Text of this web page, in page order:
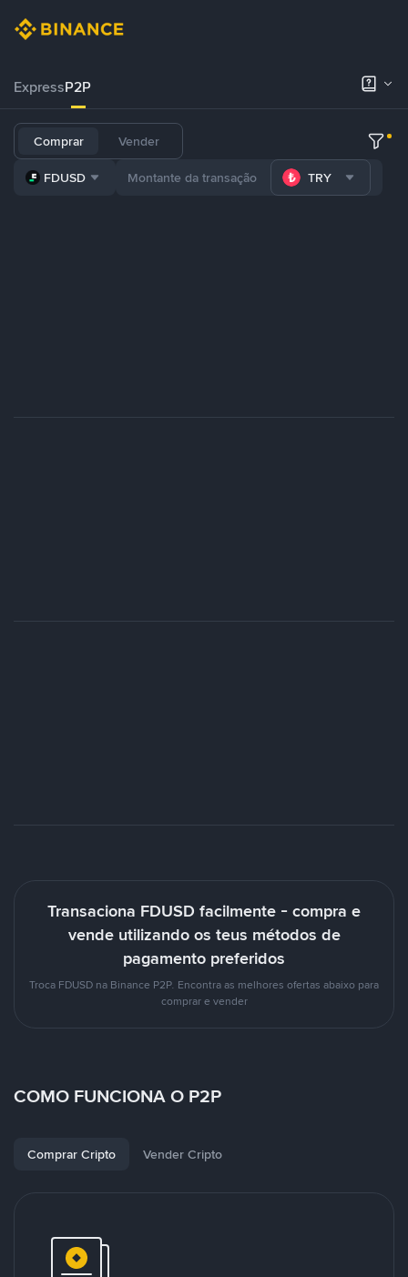
ExpressP2P
Comprar Vender
FDUSD TRY
Transaciona FDUSD facilmente - compra e
vende utilizando os teus métodos de
pagamento preferidos
Troca FDUSD na Binance P2P. Encontra as melhores ofertas abaixo para
comprar e vender
COMO FUNCIONA O P2P
Comprar Cripto Vender Cripto